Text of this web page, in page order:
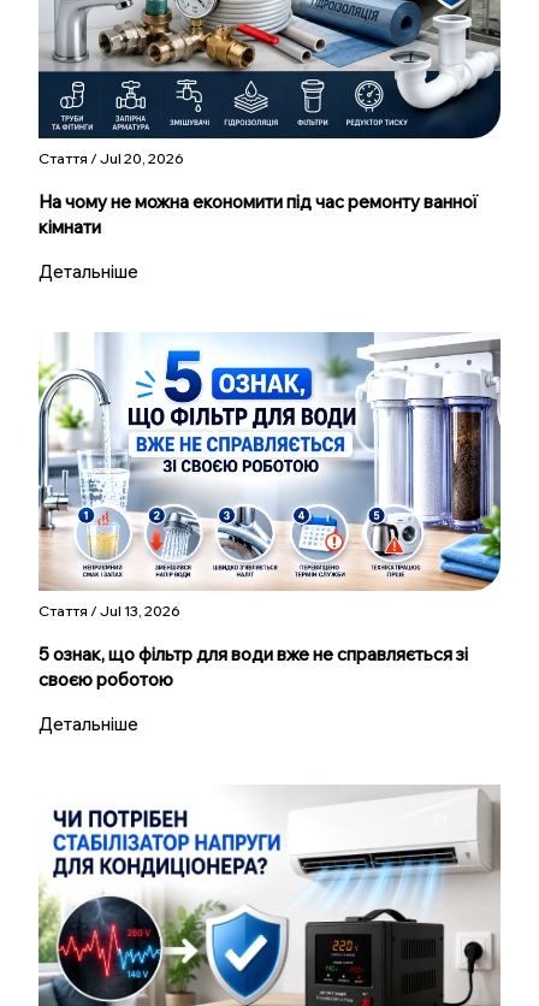
Стаття / Jul 20, 2026
На чому не можна економити під час ремонту ванної
кімнати
Детальніше
Стаття / Jul 13, 2026
5 ознак, що фільтр для води вже не справляється зі
своєю роботою
Детальніше